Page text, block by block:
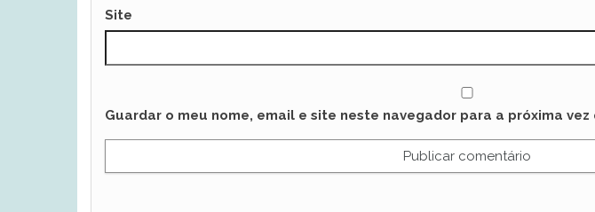
Site
Guardar o meu nome, email e site neste navegador para a próxima